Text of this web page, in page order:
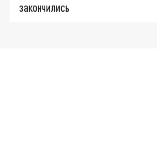
закончились